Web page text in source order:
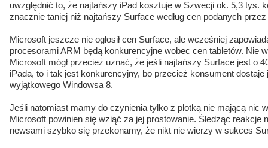
uwzględnić to, że najtańszy iPad kosztuje w Szwecji ok. 5,3 tys.
znacznie taniej niż najtańszy Surface według cen podanych przez
Microsoft jeszcze nie ogłosił cen Surface, ale wcześniej
procesorami ARM będą konkurencyjne wobec cen tabletów. Nie
Microsoft mógł przecież uznać, że jeśli najtańszy Surface jest o
iPada, to i tak jest konkurencyjny, bo przecież konsument
wyjątkowego Windowsa 8.
Jeśli natomiast mamy do czynienia tylko z plotką nie mającą nic
Microsoft powinien się wziąć za jej prostowanie. Śledząc reakcje
newsami szybko się przekonamy, że nikt nie wierzy w sukces